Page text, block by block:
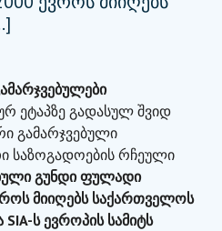
ეტაპზე გადასულ შვიდ
გამარჯვებული
საზოგადოების რჩეული
გუნდი ფულადი
მიიღებს საქართველოს
SIA-ს ევროპის სამიტს